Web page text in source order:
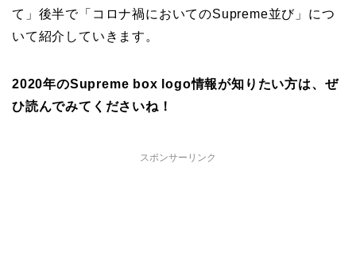
て」後半で「コロナ禍においてのSupreme並び」につ
いて紹介していきます。
2020年のSupreme box logo情報が知りたい方は、ぜ
ひ読んでみてくださいね！
スポンサーリンク